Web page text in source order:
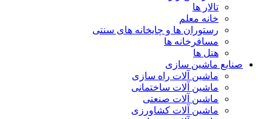
تالار ها
خانه معلم
رستوران ها و چایخانه های سنتی
مسافرخانه ها
هتل ها
صنایع ماشین سازی
ماشین آلات راه سازی
ماشین آلات ساختمانی
ماشین آلات صنعتی
ماشین آلات کشاورزی